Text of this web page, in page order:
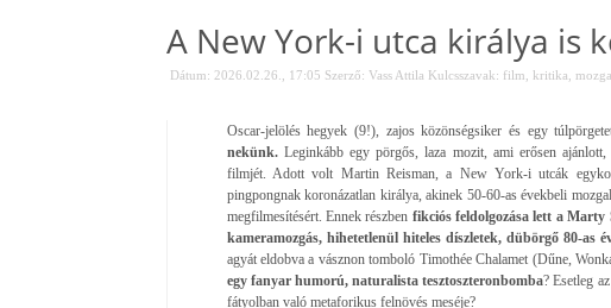
A New York-i utca királya is
Dátum: 2026.02.26., 17:05 Szerző: Vass Attila Kulcsszavak: film kritika
Oscar-jelölés hegyek (9!), zajos közönségsiker és egy
nekünk. Leginkább egy pörgős, laza mozit, ami erősen
filmjét. Adott volt Martin Reisman, a New York-i utcák
pingpongnak koronázatlan királya, akinek 50-60-as évekbeli
megfilmesítésért. Ennek részben fikciós feldolgozása lett a Marty
kameramozgás, hihetetlenül hiteles díszletek, dübörgő 80-as
agyát eldobva a vásznon tomboló Timothée Chalamet (Dűne,
egy fanyar humorú, naturalista tesztoszteronbomba? Esetleg
fátyolban való metaforikus felnövés meséje?